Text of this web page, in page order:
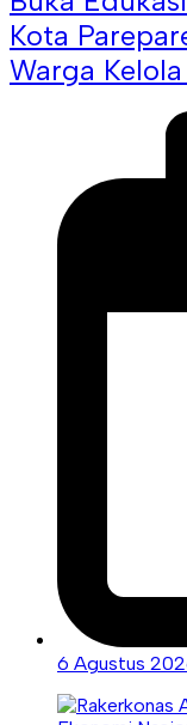
Kota
Warga
6 Agustus